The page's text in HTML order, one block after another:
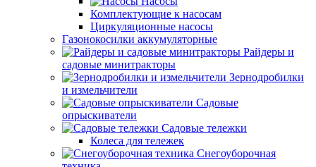
Комплектующие к насосам
Циркуляционные насосы
Газонокосилки аккумуляторные
Райдеры и
садовые минитракторы
Зернодробилки
и измельчители
Садовые
опрыскиватели
Садовые тележки
Колеса для тележек
Снегоуборочная